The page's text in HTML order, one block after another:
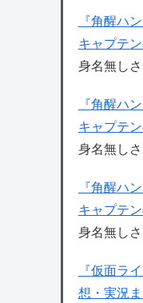
『角醒ハ
キャプテ
身名無し
『角醒ハ
キャプテ
身名無し
『角醒ハ
キャプテ
身名無し
『仮面ラ
想・実況